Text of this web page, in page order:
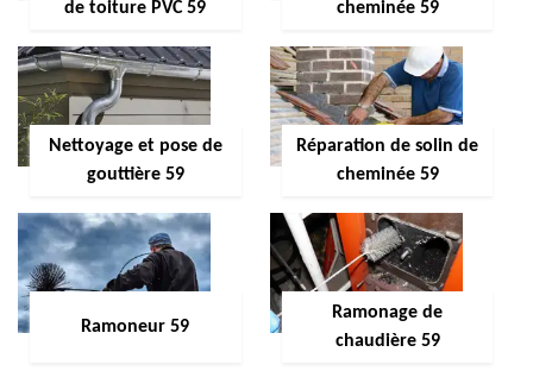
de toiture PVC 59
cheminée 59
Nettoyage et pose de
gouttière 59
Réparation de solin de
cheminée 59
Ramoneur 59
Ramonage de
chaudière 59